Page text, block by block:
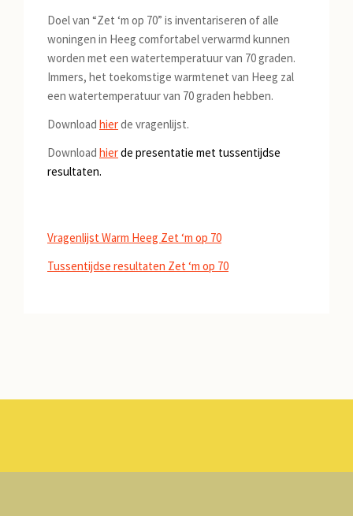
Doel van “Zet ‘m op 70” is inventariseren of alle
woningen in Heeg comfortabel verwarmd kunnen
worden met een watertemperatuur van 70 graden.
Immers, het toekomstige warmtenet van Heeg zal
een watertemperatuur van 70 graden hebben.
Download hierde vragenlijst.
Download hierde presentatie met tussentijdse
resultaten.
Vragenlijst Warm Heeg Zet ‘m op 70
Tussentijdse resultaten Zet ‘m op 70